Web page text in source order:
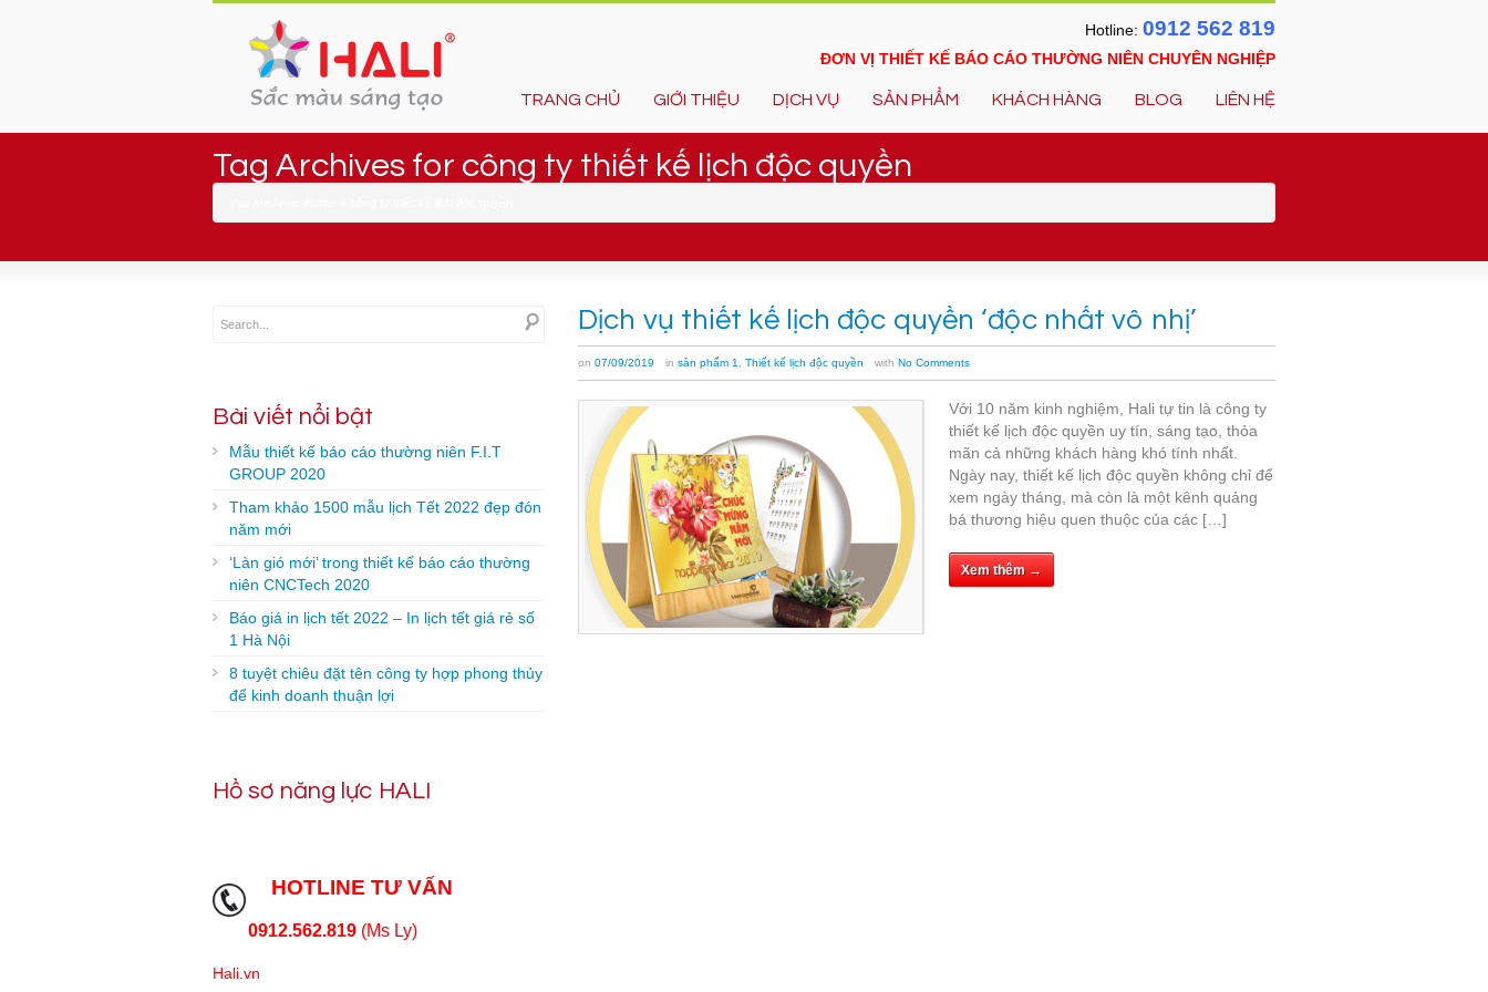
Hotline: 0912 562 819
ĐƠN VỊ THIẾT KẾ BÁO CÁO THƯỜNG NIÊN CHUYÊN NGHIỆP
TRANG CHỦ GIỚI THIỆU DỊCH VỤ SẢN PHẨM KHÁCH HÀNG BLOG LIÊN HỆ
Tag Archives for công ty thiết kế lịch độc quyền
Dịch vụ thiết kế lịch độc quyền ‘độc nhất vô nhị’
on 07/09/2019 in sản phẩm 1, Thiết kế lịch độc quyền with No Comments
Với 10 năm kinh nghiệm, Hali tự tin là công ty
thiết kế lịch độc quyền uy tín, sáng tạo, thỏa
mãn cả những khách hàng khó tính nhất.
Ngày nay, thiết kế lịch độc quyền không chỉ để
xem ngày tháng, mà còn là một kênh quảng
bá thương hiệu quen thuộc của các […]
Xem thêm →
Bài viết nổi bật
Mẫu thiết kế báo cáo thường niên F.I.T
GROUP 2020
Tham khảo 1500 mẫu lịch Tết 2022 đẹp đón
năm mới
‘Làn gió mới’ trong thiết kế báo cáo thường
niên CNCTech 2020
Báo giá in lịch tết 2022 – In lịch tết giá rẻ số
1 Hà Nội
8 tuyệt chiêu đặt tên công ty hợp phong thủy
để kinh doanh thuận lợi
Hồ sơ năng lực HALI
HOTLINE TƯ VẤN
0912.562.819 (Ms Ly)
Hali.vn